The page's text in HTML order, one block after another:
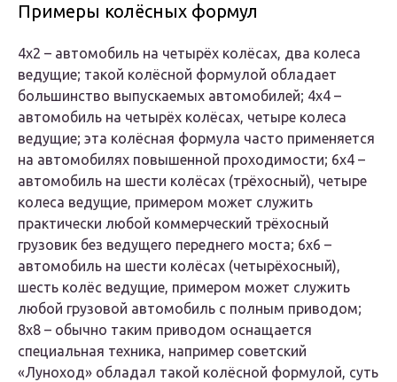
Примеры колёсных формул
4х2 – автомобиль на четырёх колёсах, два колеса
ведущие; такой колёсной формулой обладает
большинство выпускаемых автомобилей; 4х4 –
автомобиль на четырёх колёсах, четыре колеса
ведущие; эта колёсная формула часто применяется
на автомобилях повышенной проходимости; 6х4 –
автомобиль на шести колёсах (трёхосный), четыре
колеса ведущие, примером может служить
практически любой коммерческий трёхосный
грузовик без ведущего переднего моста; 6х6 –
автомобиль на шести колёсах (четырёхосный),
шесть колёс ведущие, примером может служить
любой грузовой автомобиль с полным приводом;
8х8 – обычно таким приводом оснащается
специальная техника, например советский
«Луноход» обладал такой колёсной формулой, суть